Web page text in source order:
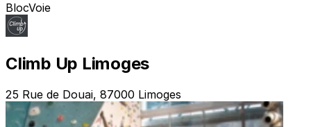
BlocVoie
Climb Up Limoges
25 Rue de Douai, 87000 Limoges